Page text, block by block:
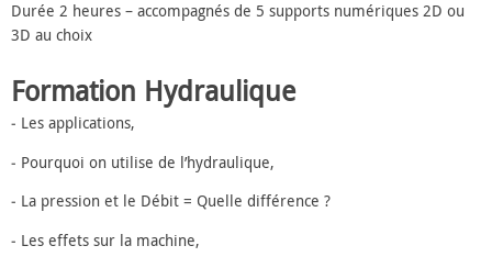
Durée 2 heures – accompagnés de 5 supports numériques 2D ou
3D au choix
Formation Hydraulique
‐ Les applications,
‐ Pourquoi on utilise de l’hydraulique,
‐ La pression et le Débit = Quelle différence ?
‐ Les effets sur la machine,